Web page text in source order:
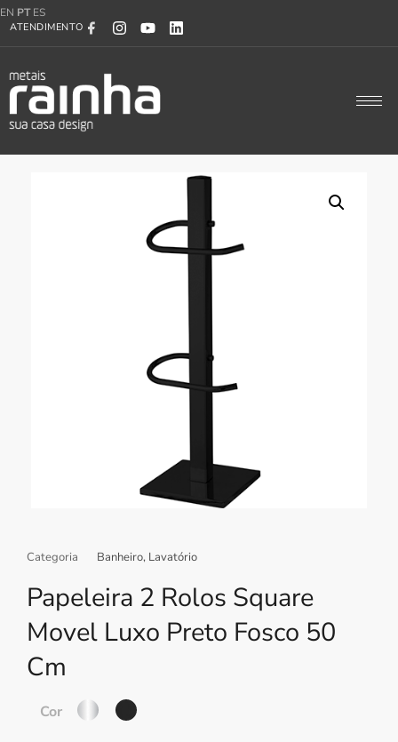
EN PT ES
ATENDIMENTO
Categoria Banheiro, Lavatório
Papeleira 2 Rolos Square
Movel Luxo Preto Fosco 50
Cm
Cor